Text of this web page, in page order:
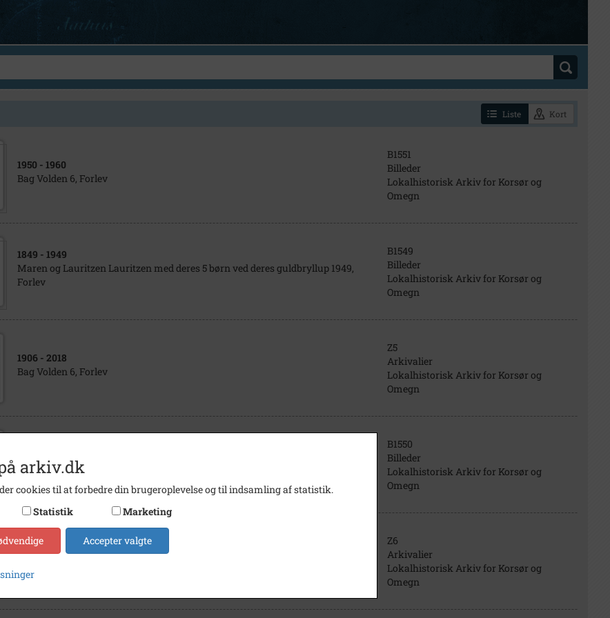
Liste Kort
1950 - 1960
Bag Volden 6, Forlev
B1551
Billeder
Lokalhistorisk Arkiv for Korsør og
Omegn
1849 - 1949
Maren og Lauritzen Lauritzen med deres 5 børn ved deres guldbryllup 1949,
Forlev
B1549
Billeder
Lokalhistorisk Arkiv for Korsør og
Omegn
1906 - 2018
Bag Volden 6, Forlev
Z5
Arkivalier
Lokalhistorisk Arkiv for Korsør og
Omegn
Slægten Lauritzen Bag Volden 6 Forlev
B1550
Billeder
Lokalhistorisk Arkiv for Korsør og
Omegn
1912- 2018
Z6
Arkivalier
Lokalhistorisk Arkiv for Korsør og
Omegn
arkiv.dk
cookies til at forbedre din brugeroplevelse og til indsamling af statistik.
Statistik Marketing
Accepter valgte